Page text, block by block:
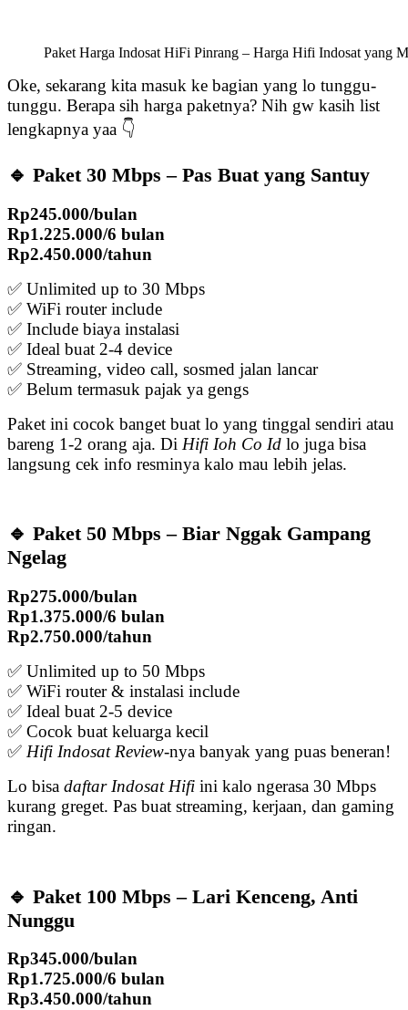
Paket Harga Indosat HiFi Pinrang – Harga Hifi Indosat yang
Oke, sekarang kita masuk ke bagian yang lo tunggu-
tunggu. Berapa sih harga paketnya? Nih gw kasih list
lengkapnya yaa 👇
🔹 Paket 30 Mbps – Pas Buat yang Santuy
Rp245.000/bulan
Rp1.225.000/6 bulan
Rp2.450.000/tahun
✅ Unlimited up to 30 Mbps
✅ WiFi router include
✅ Include biaya instalasi
✅ Ideal buat 2-4 device
✅ Streaming, video call, sosmed jalan lancar
✅ Belum termasuk pajak ya gengs
Paket ini cocok banget buat lo yang tinggal sendiri atau
bareng 1-2 orang aja. Di Hifi Ioh Co Id lo juga bisa
langsung cek info resminya kalo mau lebih jelas.
🔹 Paket 50 Mbps – Biar Nggak Gampang
Ngelag
Rp275.000/bulan
Rp1.375.000/6 bulan
Rp2.750.000/tahun
✅ Unlimited up to 50 Mbps
✅ WiFi router & instalasi include
✅ Ideal buat 2-5 device
✅ Cocok buat keluarga kecil
✅ Hifi Indosat Review-nya banyak yang puas beneran!
Lo bisa daftar Indosat Hifi ini kalo ngerasa 30 Mbps
kurang greget. Pas buat streaming, kerjaan, dan gaming
ringan.
🔹 Paket 100 Mbps – Lari Kenceng, Anti
Nunggu
Rp345.000/bulan
Rp1.725.000/6 bulan
Rp3.450.000/tahun